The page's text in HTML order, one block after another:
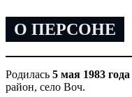
О ПЕРСОНЕ
Родилась 5 мая 1983 года
район, село Воч.